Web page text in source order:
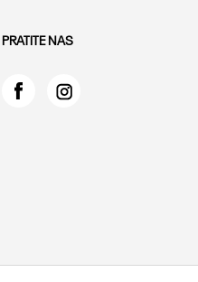
PRATITE NAS